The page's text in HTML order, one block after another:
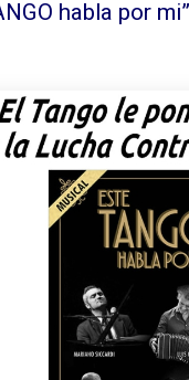
habla por mi”